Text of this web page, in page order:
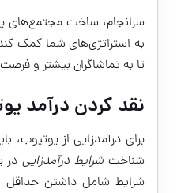
سرانجام، ساخت مجتمع‌های
به استراتژی‌های شما کمک
تا به تماشاگران بیشتر و
نقد کردن درآمد
برای درآمدزایی از یوتیوب،
شناخت شرایط درآمدزاییدر